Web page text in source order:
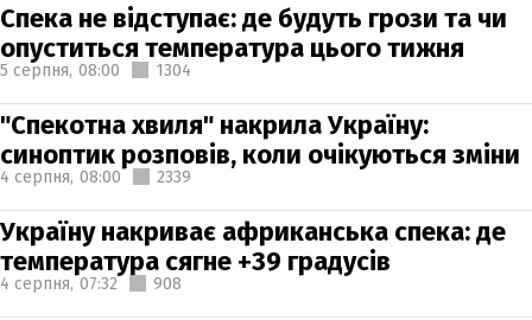
Спека не відступає: де будуть грози та чи
опуститься температура цього тижня
5 серпня, 08:00 1304
"Спекотна хвиля" накрила Україну:
синоптик розповів, коли очікуються зміни
4 серпня, 08:00 2339
Україну накриває африканська спека: де
температура сягне +39 градусів
4 серпня, 07:32 908